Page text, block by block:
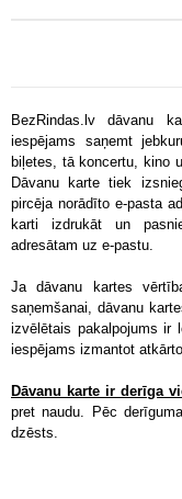
BezRindas.lv dāvanu
iespējams saņemt
biļetes, tā koncertu, kino
Dāvanu karte tiek
pircēja norādīto e-pasta
karti izdrukāt un
adresātam uz e-pastu.
Ja dāvanu kartes
saņemšanai, dāvanu
izvēlētais pakalpojums ir
iespējams izmantot
Dāvanu karte ir derīga
pret naudu. Pēc
dzēsts.